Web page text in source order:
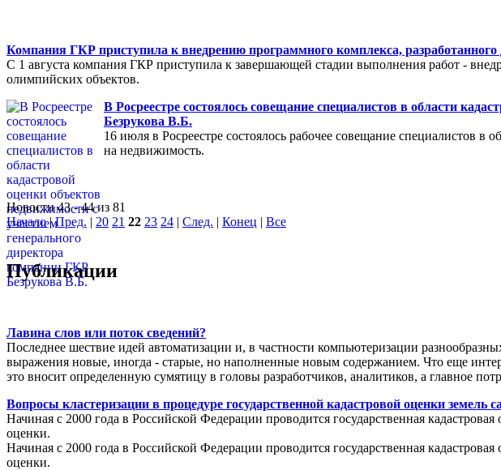
Компания ГКР приступила к внедрению программного комплекса,
С 1 августа компания ГКР приступила к завершающей стадии выполнения работ -
олимпийских объектов.
В Росреестре состоялось совещание специалистов в области
Безрукова В.Б.
16 июля в Росреестре состоялось рабочее совещание специалистов
на недвижимость.
Новости 43 - 44 из 81
Начало|Пред. | 20 21 22 23 24 | След. | Конец | Все
Публикации
Лавина слов или поток сведений?
Последнее шествие идей автоматизации и, в частности компьютеризации
выражения новые, иногда - старые, но наполненные новым содержанием. Что еще
это вносит определенную сумятицу в головы разработчиков, аналитиков, а главное
Вопросы кластеризации в процедуре государственной кадастровой оценки
Начиная с 2000 года в Российской Федерации проводится государственная
оценки.
Начиная с 2000 года в Российской Федерации проводится государственная
оценки.